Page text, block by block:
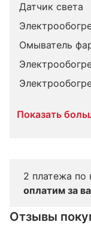
Датчик света
Омыватель
Показать
2 платежа по
оплатим за
Отзывы